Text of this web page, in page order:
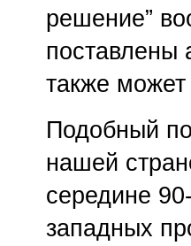
решение”
поставлены
также
Подобный
нашей
середине
западных